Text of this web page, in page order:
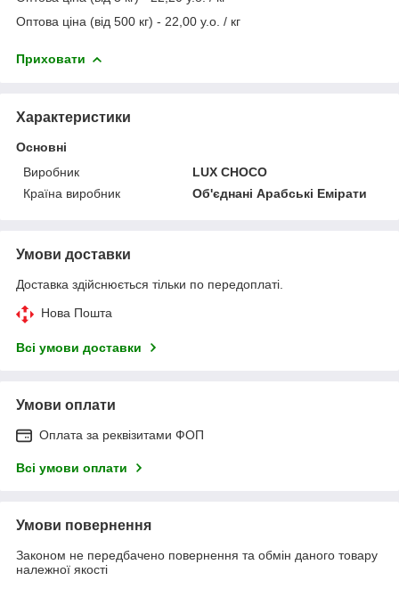
Оптова ціна (від 500 кг) - 22,00 у.о. / кг
Приховати
Характеристики
Основні
Виробник
LUX CHOCO
Країна виробник
Об'єднані Арабські Емірати
Умови доставки
Доставка здійснюється тільки по передоплаті.
Нова Пошта
Всі умови доставки
Умови оплати
Оплата за реквізитами ФОП
Всі умови оплати
Умови повернення
Законом не передбачено повернення та обмін даного товару
належної якості